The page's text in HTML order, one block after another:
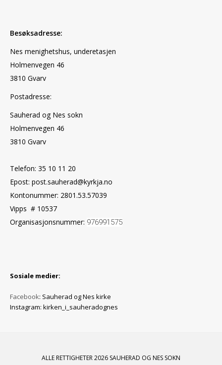
Besøksadresse:
Nes menighetshus, underetasjen
Holmenvegen 46
3810 Gvarv
Postadresse:
Sauherad og Nes sokn
Holmenvegen 46
3810 Gvarv
Telefon: 35 10 11 20
Epost: post.sauherad@kyrkja.no
Kontonummer: 2801.53.57039
Vipps # 10537
Organisasjonsnummer: 976991575
Sosiale medier:
Facebook: Sauherad og Nes kirke
Instagram: kirken_i_sauheradognes
ALLE RETTIGHETER 2026 SAUHERAD OG NES SOKN